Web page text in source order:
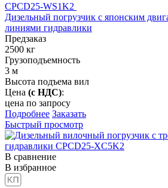
CPCD25-WS1K2
Дизельный погрузчик с японским
линиями гидравлики
Предзаказ
2500 кг
Грузоподъемность
3 м
Высота подъема вил
Цена (с НДС):
цена по запросу
Подробнее Заказать
Быстрый просмотр
В сравнение
В избранное